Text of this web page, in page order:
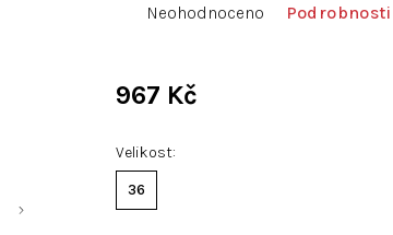
hodnocení
0,0
5
hvězdiček.
Neohodnoceno
Velikost
36
967 Kč